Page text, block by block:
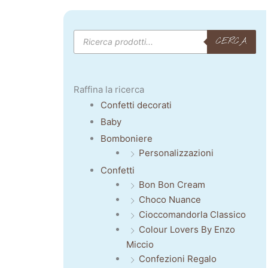
Products
search CERCA
Raffina la ricerca
Confetti decorati
Baby
Bomboniere
Personalizzazioni
Confetti
Bon Bon Cream
Choco Nuance
Cioccomandorla Classico
Colour Lovers By Enzo
Miccio
Confezioni Regalo